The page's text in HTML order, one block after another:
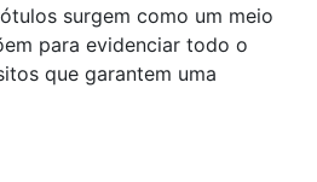
surgem como um meio
para evidenciar todo o
que garantem uma